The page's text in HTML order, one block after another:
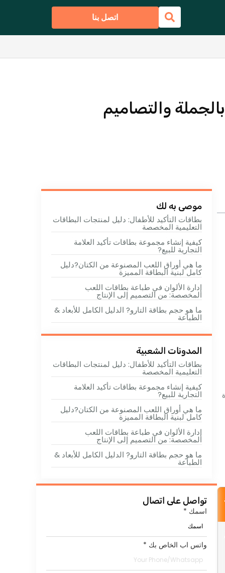
اتصل بنا
والتصاميم
موصى به لك
بطاقات التأكيد للأطفال: دليل لمنتجات البطاقات
التعليمية المخصصة
كيفية إنشاء مجموعة بطاقات تأكيد العلامة
التجارية للبيع?
ما هي أوراق اللعب المصنوعة من الكتان?دليل
كامل لبنية البطاقة المميزة
إدارة الألوان في طباعة بطاقات اللعب
المخصصة: من التصميم إلى الإنتاج
ما هو حجم بطاقة التارو? الدليل الكامل للأبعاد &
الطباعة
المدونات الشعبية
بطاقات التأكيد للأطفال: دليل لمنتجات البطاقات
التعليمية المخصصة
كيفية إنشاء مجموعة بطاقات تأكيد العلامة
التجارية للبيع?
ما هي أوراق اللعب المصنوعة من الكتان?دليل
كامل لبنية البطاقة المميزة
إدارة الألوان في طباعة بطاقات اللعب
المخصصة: من التصميم إلى الإنتاج
ما هو حجم بطاقة التارو? الدليل الكامل للأبعاد &
الطباعة
تواصل على اتصال
اسمك *
واتس اب الخاص بك *